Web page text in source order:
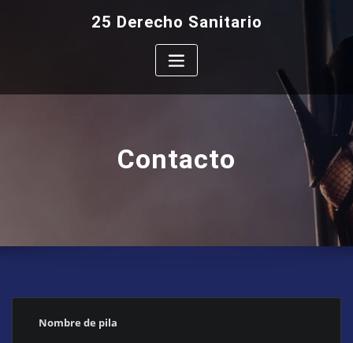
25 Derecho Sanitario
Contacto
Nombre de pila